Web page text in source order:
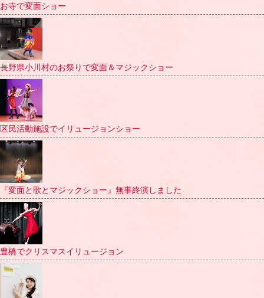
お寺で変面ショー
長野県小川村のお祭りで変面＆マジックショー
区民活動施設でイリュージョンショー
『変面と歌とマジックショー』無事終演しました
豊橋でクリスマスイリュージョン